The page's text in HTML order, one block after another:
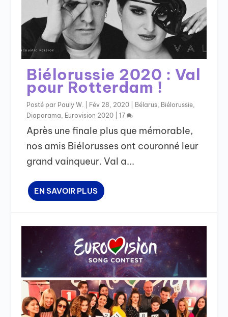
Biélorussie 2020 : Val
pour Rotterdam !
Posté par Pauly W. Fév 28, 2020 Bélarus, Biélorussie,
Diaporama, Eurovision 2020 |17
Après une finale plus que mémorable,
nos amis Biélorusses ont couronné leur
grand vainqueur. Val a...
EN SAVOIR PLUS